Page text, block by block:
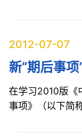
2012-07-07
新“期后事
在学习2010版
事项》（以下简